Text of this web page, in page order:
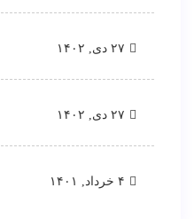
۲۷ دی, ۱۴۰۲
۲۷ دی, ۱۴۰۲
۴ خرداد, ۱۴۰۱